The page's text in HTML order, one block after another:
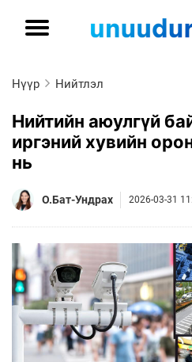
Нүүр Нийтлэл
Нийтийн аюулгүй
иргэний хувийн
нь
О.Бат-Ундрах 2026-03-31